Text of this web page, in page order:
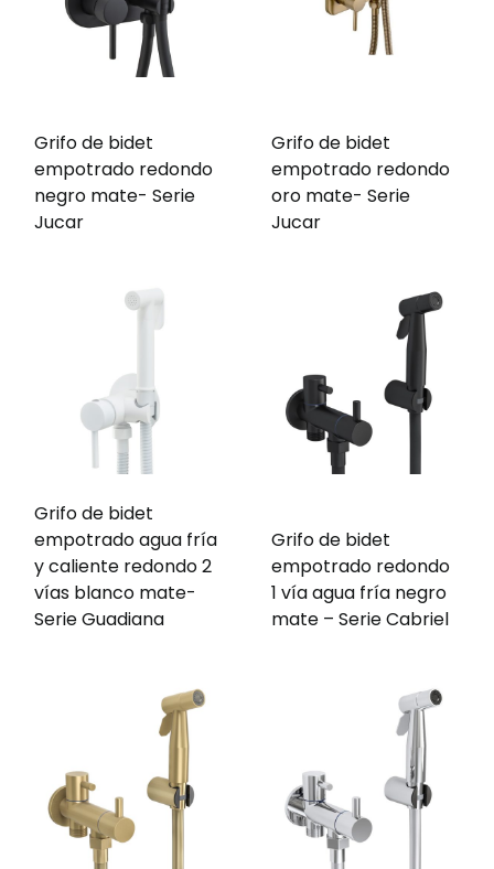
Grifo de bidet
empotrado redondo
negro mate- Serie
Jucar
Grifo de bidet
empotrado redondo
oro mate- Serie
Jucar
Grifo de bidet
empotrado agua fría
y caliente redondo 2
vías blanco mate-
Serie Guadiana
Grifo de bidet
empotrado redondo
1 vía agua fría negro
mate – Serie Cabriel